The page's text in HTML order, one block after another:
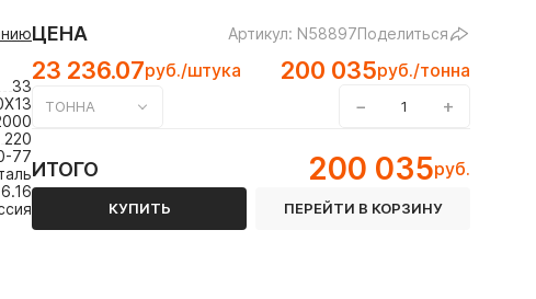
33
220
77
ЦЕНА Артикул: N58897Поделиться
23 236.07руб./штука 200 035руб./тонна
ТОННА − +
ИТОГО 200 035руб.
КУПИТЬ ПЕРЕЙТИ В КОРЗИНУ